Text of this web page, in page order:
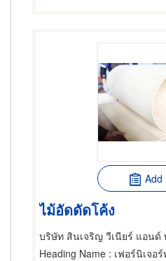
Add
ไม้อัดดัดโค้ง
บริษัท สินเจริญ วีเนียร์ แอนด์
Heading Name : เฟอร์นิเจอ